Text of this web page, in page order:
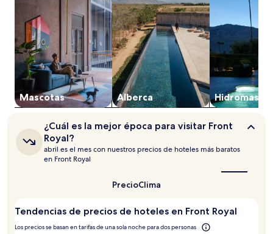
una
estancia
de
1
noche
para
2
adultos.
Los
la
disponibilidad
Aplican
términos
adicionales.
Mascotas Alberca Hidromasaje
¿Cuál
es
la
mejor
época
¿Cuál es la mejor época para visitar Front
Royal?
abril es el mes con nuestros precios de hoteles más baratos
en Front Royal
PrecioClima
Tendencias de precios de hoteles en Front Royal
Los precios se basan en tarifas de una sola noche para dos personas